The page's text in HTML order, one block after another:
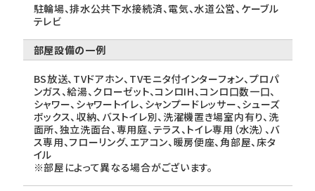
駐輪場、排水公共下水接続済、電気、水道公営、ケーブル
テレビ
部屋設備の一例
BS放送、TVドアホン、TVモニタ付インターフォン、プロパ
ンガス、給湯、クローゼット、コンロIH、コンロ口数一口、
シャワー、シャワートイレ、シャンプードレッサー、シューズ
ボックス、収納、バストイレ別、洗濯機置き場室内有り、洗
面所、独立洗面台、専用庭、テラス、トイレ専用（水洗）、バ
ス専用、フローリング、エアコン、暖房便座、角部屋、床タ
イル
※部屋によって異なる場合がございます。